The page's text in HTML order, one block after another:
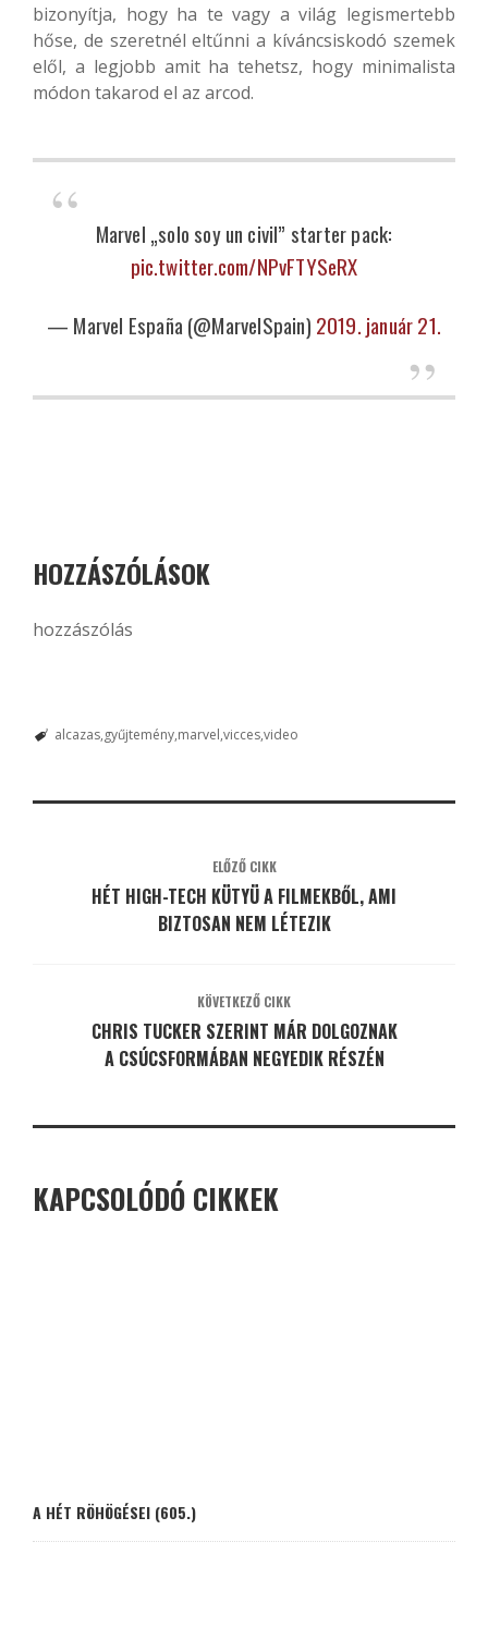
bizonyítja, hogy ha te vagy a világ legismertebb
hőse, de szeretnél eltűnni a kíváncsiskodó szemek
elől, a legjobb amit ha tehetsz, hogy minimalista
módon takarod el az arcod.
Marvel „solo soy un civil” starter pack:
pic.twitter.com/NPvFTYSeRX
— Marvel España (@MarvelSpain) 2019. január 21.
HOZZÁSZÓLÁSOK
hozzászólás
alcazas gyűjtemény marvel viccesvideo
ELŐZŐ CIKK
HÉT HIGH-TECH KÜTYÜ A FILMEKBŐL, AMI
BIZTOSAN NEM LÉTEZIK
KÖVETKEZŐ CIKK
CHRIS TUCKER SZERINT MÁR DOLGOZNAK
A CSÚCSFORMÁBAN NEGYEDIK RÉSZÉN
KAPCSOLÓDÓ CIKKEK
A HÉT RÖHÖGÉSEI (605.)